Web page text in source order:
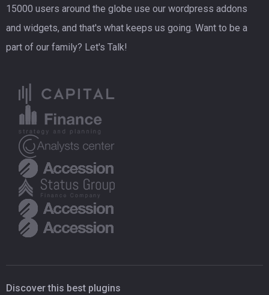
15000 users around the globe use our wordpress addons
and widgets, and that's what keeps us going. Want to be a
part of our family? Let's Talk!
Discover this best plugins